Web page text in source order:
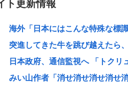
ト更新情報
海外「日本にはこんな特殊な標
突進してきた牛を跳び越えたら
日本政府、通信監視へ 「トクリ
みい山作者「消せ消せ消せ消せ